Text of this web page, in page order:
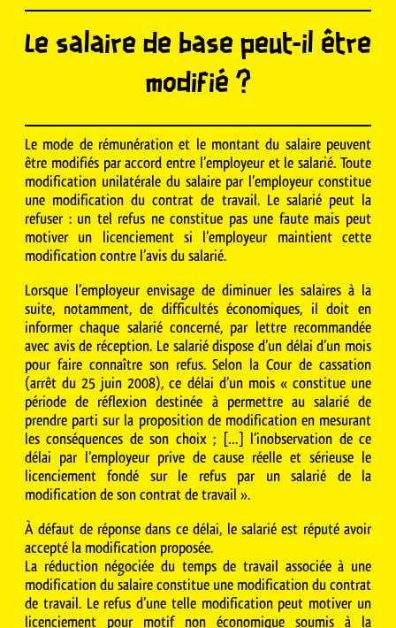
Le salaire de base peut-il être
modifié ?
Le mode de rémunération et le montant du salaire peuvent
être modifiés par accord entre l’employeur et le salarié. Toute
modification unilatérale du salaire par l’employeur constitue
une modification du contrat de travail. Le salarié peut la
refuser : un tel refus ne constitue pas une faute mais peut
motiver un licenciement si l’employeur maintient cette
modification contre l’avis du salarié.
Lorsque l’employeur envisage de diminuer les salaires à la
suite, notamment, de difficultés économiques, il doit en
informer chaque salarié concerné, par lettre recommandée
avec avis de réception. Le salarié dispose d’un délai d’un mois
pour faire connaître son refus. Selon la Cour de cassation
(arrêt du 25 juin 2008), ce délai d’un mois « constitue une
période de réflexion destinée à permettre au salarié de
prendre parti sur la proposition de modification en mesurant
les conséquences de son choix ; […] l’inobservation de ce
délai par l’employeur prive de cause réelle et sérieuse le
licenciement fondé sur le refus par un salarié de la
modification de son contrat de travail ».
À défaut de réponse dans ce délai, le salarié est réputé avoir
accepté la modification proposée.
La réduction négociée du temps de travail associée à une
modification du salaire constitue une modification du contrat
de travail. Le refus d’une telle modification peut motiver un
licenciement pour motif non économique soumis à la